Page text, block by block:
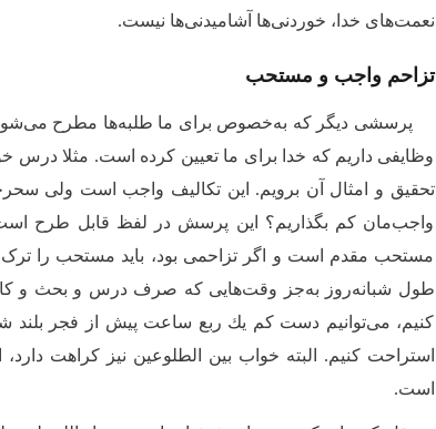
نعمت‌های خدا، خوردنی‌ها آشامیدنی‌ها نیست.
تزاحم واجب و مستحب
پرسشی دیگر كه ‌به‌خصوص برای ما طلبه‌ها مطرح
وظایفی داریم که خدا برای ما تعیین کرده است. مثلا درس
تحقیق و امثال آن برویم. این‌ تکالیف واجب است ولی
واجب‌مان کم بگذاریم؟ این پرسش در لفظ قابل طرح
مستحب مقدم است و اگر تزاحمی بود، باید مستحب را
طول شبانه‌روز به‌جز وقت‌هایی که صرف درس و بحث و
کنیم، می‌توانیم دست كم یك ربع ساعت پیش از فجر بلند
استراحت کنیم. البته خواب بین الطلوعین نیز کراهت
است.